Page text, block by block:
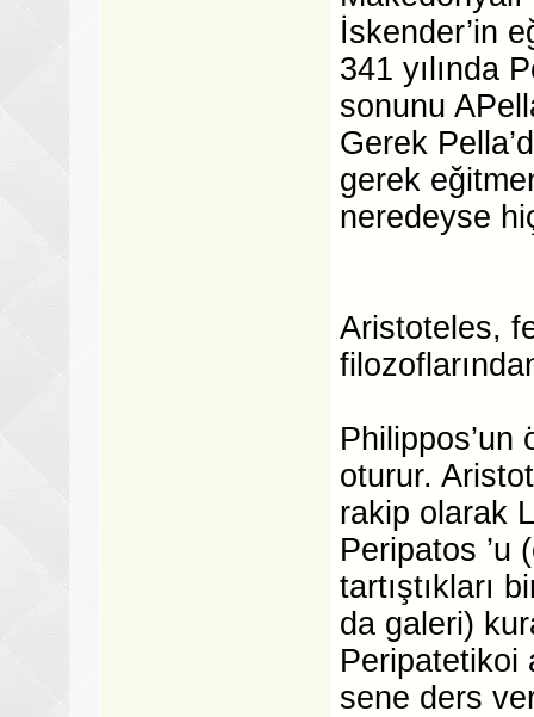
İskender’in
341 yılında
sonunu
Gerek
gerek
neredeyse
Aristoteles,
oturur.
rakip olarak
Peripatos ’u
tartıştıkları
da galeri)
Peripatetikoi
sene ders